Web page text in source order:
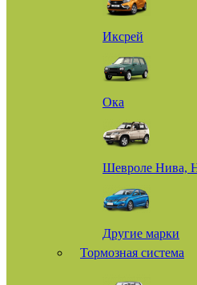
Иксрей
Ока
Шевроле Нива,
Другие марки
Тормозная система